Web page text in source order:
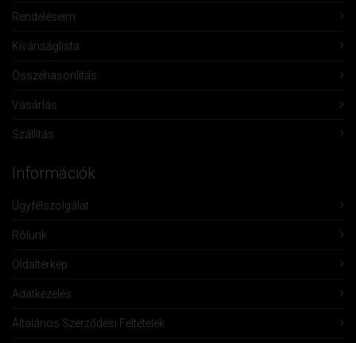
Rendeléseim
Kívánságlista
Összehasonlítás
Vásárlás
Szállítás
Információk
Ügyfélszolgálat
Rólunk
Oldaltérkép
Adatkezelés
Általános Szerződési Feltételek